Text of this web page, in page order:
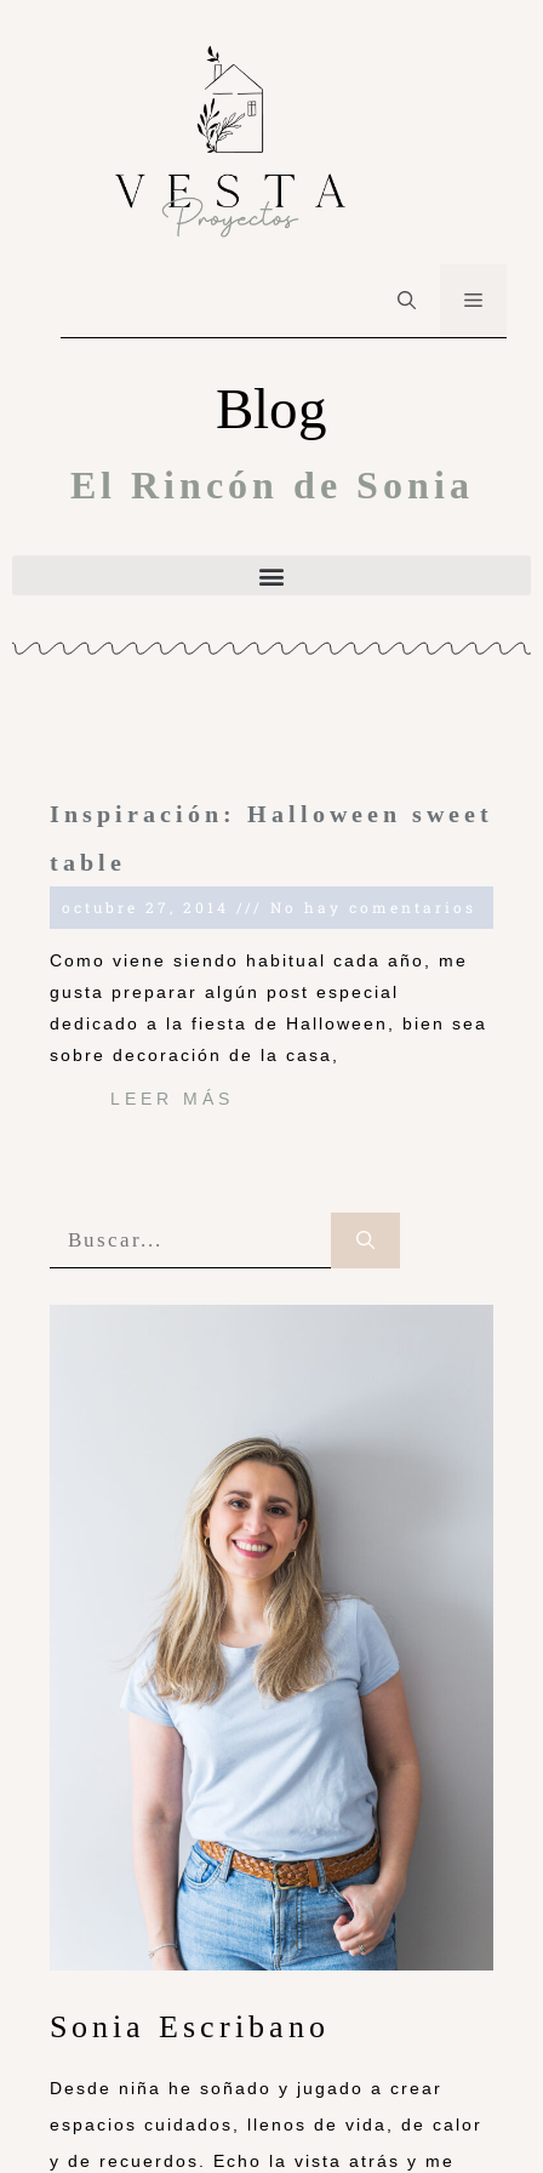
Blog
El Rincón de Sonia
Inspiración: Halloween sweet
table
octubre 27, 2014 No hay comentarios
Como viene siendo habitual cada año, me
gusta preparar algún post especial
dedicado a la fiesta de Halloween, bien sea
sobre decoración de la casa,
LEER MÁS
Sonia Escribano
Desde niña he soñado y jugado a crear
espacios cuidados, llenos de vida, de calor
y de recuerdos. Echo la vista atrás y me